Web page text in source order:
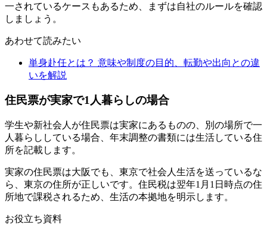
一されているケースもあるため、まずは自社のルールを確認
しましょう。
あわせて読みたい
単身赴任とは？ 意味や制度の目的、転勤や出向との違
いを解説
住民票が実家で1人暮らしの場合
学生や新社会人が住民票は実家にあるものの、別の場所で一
人暮らししている場合、年末調整の書類には生活している住
所を記載します。
実家の住民票は大阪でも、東京で社会人生活を送っているな
ら、東京の住所が正しいです。住民税は翌年1月1日時点の住
所地で課税されるため、生活の本拠地を明示します。
お役立ち資料